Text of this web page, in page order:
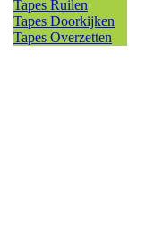
Tapes Ruilen
Tapes Doorkijken
Tapes Overzetten